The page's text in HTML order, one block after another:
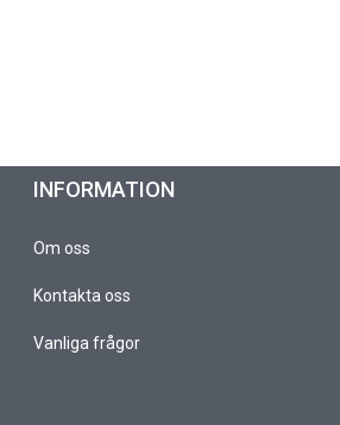
INFORMATION
Om oss
Kontakta oss
Vanliga frågor